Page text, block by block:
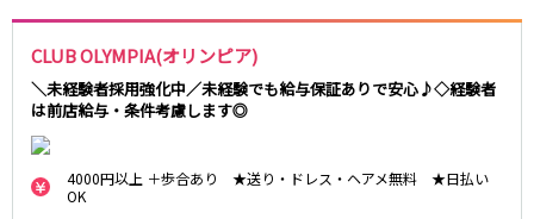
CLUB OLYMPIA(オリンピア)
＼未経験者採用強化中／未経験でも給与保証ありで安心♪◇経験者
は前店給与・条件考慮します◎
4000円以上 ＋歩合あり ★送り・ドレス・ヘアメ無料 ★日払い
OK
荻窪・阿佐ヶ谷
浅草・浅草橋・両国
下北沢・経堂
大塚・巣鴨
東陽町・門前仲町
府中
綾瀬・竹ノ塚・西新井
調布
千葉駅
錦糸町駅
新宿駅
吉祥寺駅
中野駅
本八幡駅
西船橋駅